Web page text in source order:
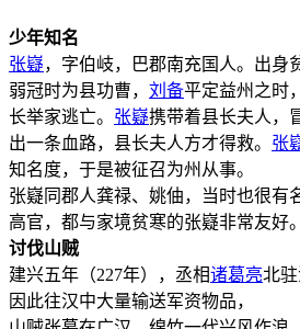
少年知名
张嶷，字伯岐，巴郡南充国人。出身
弱冠时为县功曹， 刘备平定益州之时
长举家逃亡。 张嶷携带着县长夫人，
出一条血路，县长夫人方才得救。 张
知名度，于是被征召为州从事。
张嶷同郡人龚禄、姚伷，当时也很有
高官，都与家境贫寒的张嶷非常友好。
讨伐山贼
建兴五年（227年），丞相诸葛亮北驻
因此往汉中大量输送军资物品，